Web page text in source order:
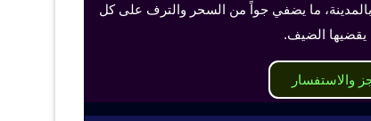
بالمدينة، ما يضفي جواً من السحر والترف على كل
الضيف.
والاستفسار